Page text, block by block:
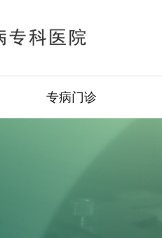
专病门诊